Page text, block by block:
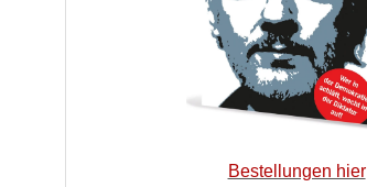
Bestellungen hier